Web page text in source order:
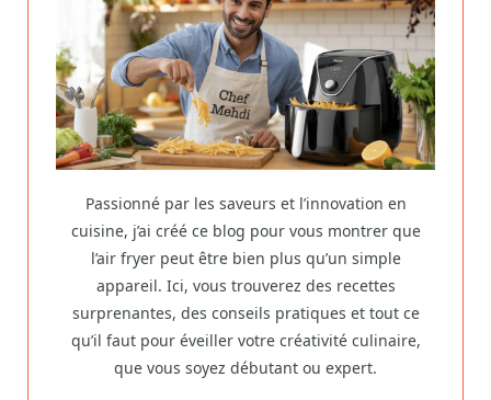
Passionné par les saveurs et l’innovation en
cuisine, j’ai créé ce blog pour vous montrer que
l’air fryer peut être bien plus qu’un simple
appareil. Ici, vous trouverez des recettes
surprenantes, des conseils pratiques et tout ce
qu’il faut pour éveiller votre créativité culinaire,
que vous soyez débutant ou expert.